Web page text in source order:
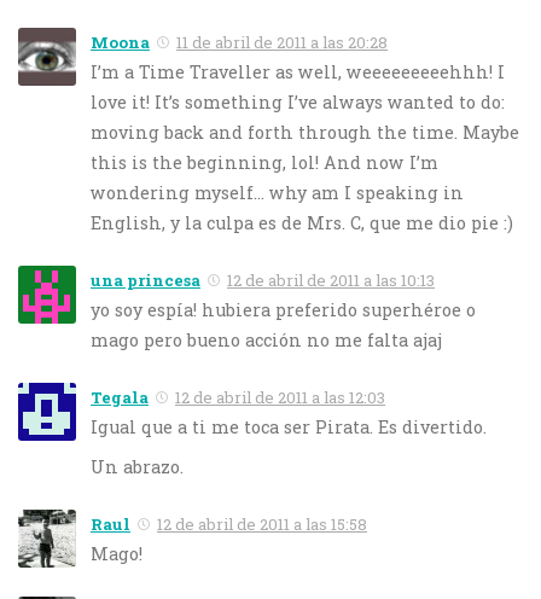
Moona 11 de abril de 2011 a las 20:28
I’m a Time Traveller as well, weeeeeeeeehhh! I
love it! It’s something I’ve always wanted to do:
moving back and forth through the time. Maybe
this is the beginning, lol! And now I’m
wondering myself… why am I speaking in
English, y la culpa es de Mrs. C, que me dio pie :)
una princesa 12 de abril de 2011 a las 10:13
yo soy espía! hubiera preferido superhéroe o
mago pero bueno acción no me falta ajaj
Tegala 12 de abril de 2011 a las 12:03
Igual que a ti me toca ser Pirata. Es divertido.
Un abrazo.
Raul 12 de abril de 2011 a las 15:58
Mago!